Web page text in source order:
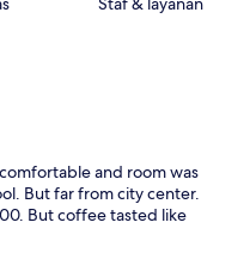
and room was
But far from city center.
But coffee tasted like